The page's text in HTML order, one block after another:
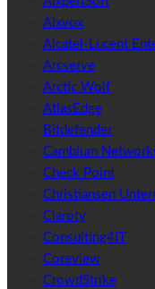
Aixvox
Alcatel-Lucent
Arcserve
Arctic Wolf
AtlasEdge
Bitdefender
Cambium
Check Point
Christiansen
Claroty
Consulting4IT
Coreview
CrowdStrike